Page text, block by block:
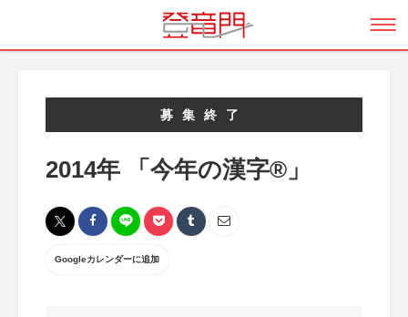
募集終了
2014年 「今年の漢字®」
Googleカレンダーに追加